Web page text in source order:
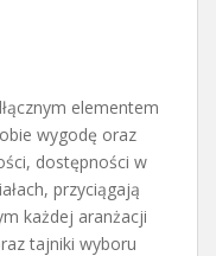
elementem
wygodę oraz
dostępności w
przyciągają
każdej aranżacji
tajniki wyboru